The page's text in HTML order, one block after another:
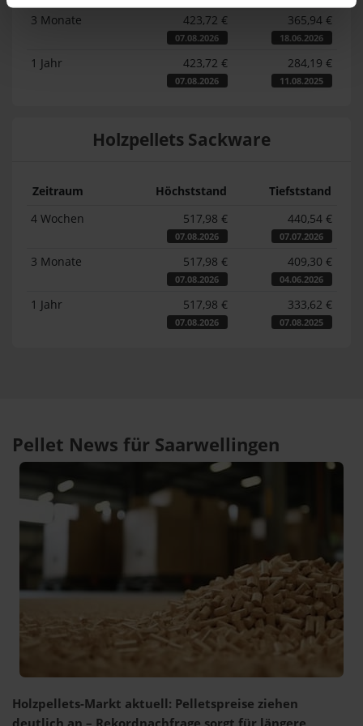
3 Monate 423,72 €
07.08.2026
365,94 €
18.06.2026
1 Jahr 423,72 €
07.08.2026
284,19 €
11.08.2025
Holzpellets Sackware
Zeitraum Höchststand
Tiefststand
4 Wochen
517,98 €
07.08.2026
440,54 €
07.07.2026
3 Monate 517,98 €
07.08.2026
409,30 €
04.06.2026
1 Jahr 517,98 €
07.08.2026
333,62 €
07.08.2025
Pellet News für Saarwellingen
Holzpellets-Markt aktuell: Pelletspreise ziehen